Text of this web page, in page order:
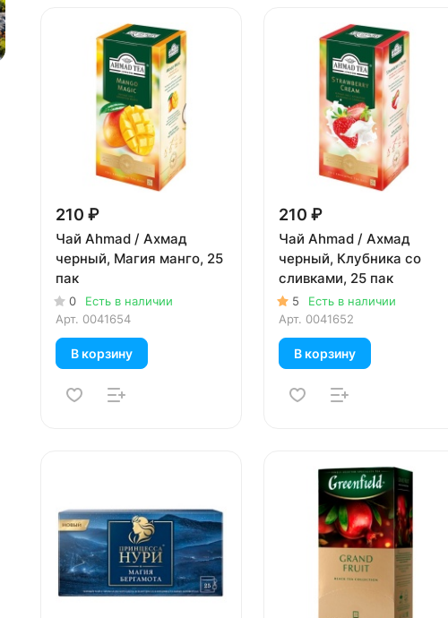
210 ₽
Чай Ahmad / Ахмад
черный, Магия манго, 25
пак
0
Есть в наличии
Арт. 0041654
В корзину
210 ₽
Чай Ahmad / Ахмад
черный, Клубника со
сливками, 25 пак
5
Есть в наличии
Арт. 0041652
В корзину